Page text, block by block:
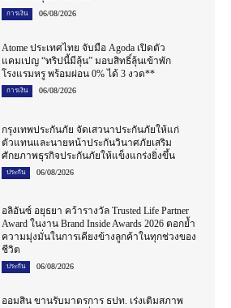
การเงิน 06/08/2026
Atome ประเทศไทย จับมือ Agoda เปิดตัว
แคมเปญ “ทริปนี้มีลุ้น” มอบสิทธิ์ลุ้นเข้าพัก
โรงแรมหรู พร้อมผ่อน 0% ได้ 3 งวด**
การเงิน 06/08/2026
กรุงเทพประกันภัย จัดเสวนาประกันภัยให้แก่
ตัวแทนและนายหน้าประกันวินาศภัยเสริม
ศักยภาพธุรกิจประกันภัยให้แข็งแกร่งยิ่งขึ้น
ประกัน 06/08/2026
อลิอันซ์ อยุธยา คว้ารางวัล Trusted Life Partner
Award ในงาน Brand Inside Awards 2026 ตอกย้ำ
ความมุ่งมั่นในการเคียงข้างลูกค้าในทุกช่วงของ
ชีวิต
ประกัน 06/08/2026
ออมสิน ขานรับมาตรการ ธปท. เร่งเติมสภาพ